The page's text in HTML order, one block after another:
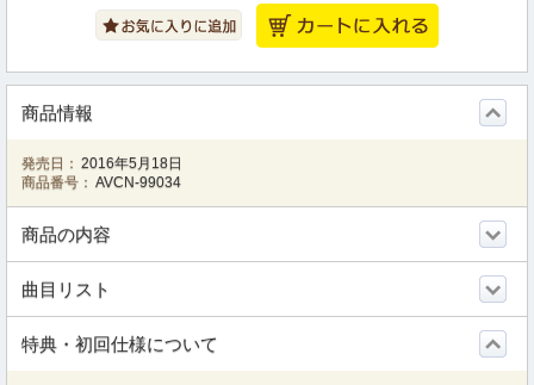
商品情報
発売日： 2016年5月18日
商品番号： AVCN-99034
商品の内容
曲目リスト
特典・初回仕様について